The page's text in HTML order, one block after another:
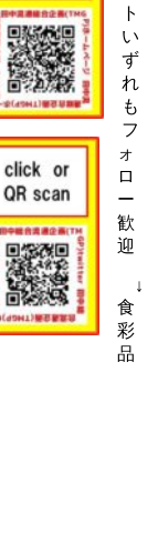
ト
い
ず
れ
も
フ
ォ
ロ
ー
歓
迎
↓
食
彩
品